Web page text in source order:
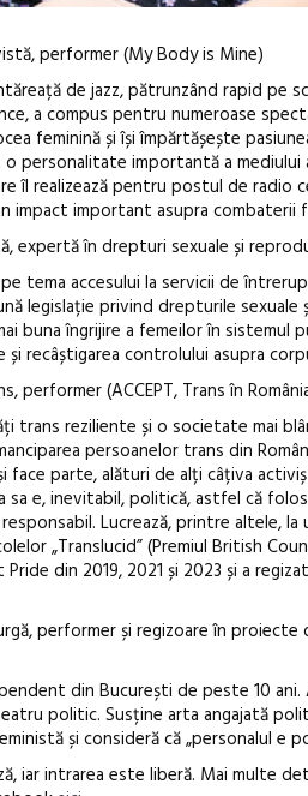
performer (My Body is Mine)
de jazz, pătrunzând rapid pe
a compus pentru numeroase
feminină și își împărtășește
personalitate importantă a
îl realizează pentru postul de radio
impact important asupra combaterii
expertă în drepturi sexuale și
tema accesului la servicii de
legislație privind drepturile
buna îngrijire a femeilor în
recâștigarea controlului asupra
performer (ACCEPT, Trans în
trans reziliente și o societate mai
persoanelor trans din
face parte, alături de alți câțiva
sa e, inevitabil, politică, astfel că
Lucrează, printre altele,
„Translucid” (Premiul British
din 2019, 2021 și 2023 și a
performer și regizoare în
din București de peste 10
politic. Susține arta angajată
și consideră că „personalul e
iar intrarea este liberă. Mai multe